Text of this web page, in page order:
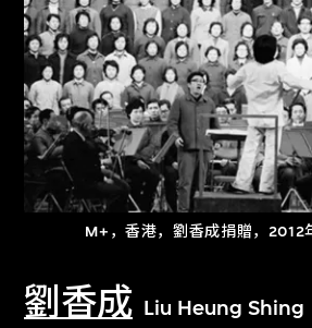
M+，香港，劉香成捐贈，2012
劉香成 Liu Heung Shing
进一步筛选
关于M+藏品
文化藏品。